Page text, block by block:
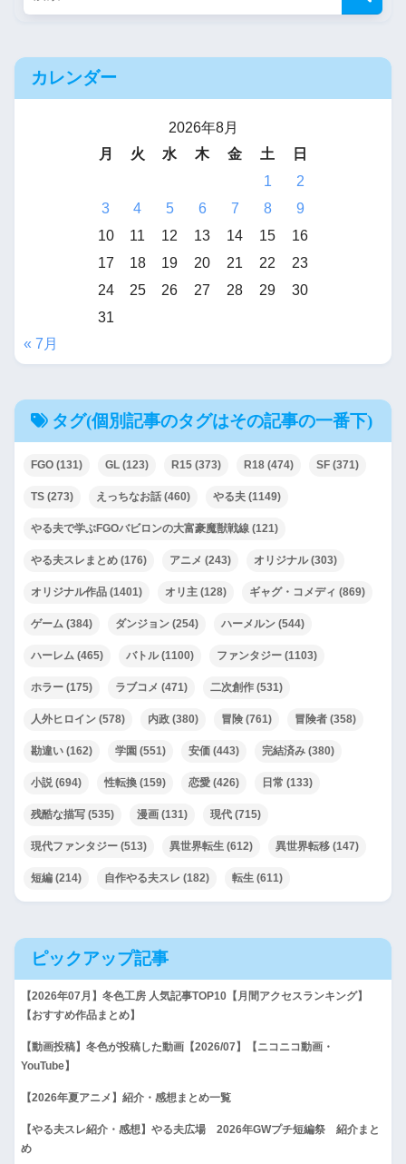
カレンダー
2026年8月
月
火 水 木 金 土
日
1
2
3
4 5 6 7 8
9
10
11 12 13 14 15
16
17
18 19 20 21 22
23
24
25 26 27 28 29
30
31
« 7月
タグ(個別記事のタグはその記事の一番下)
FGO (131) GL (123) R15 (373) R18 (474) SF (371)
TS (273) えっちなお話 (460) やる夫 (1149)
やる夫で学ぶFGOバビロンの大富豪魔獣戦線 (121)
やる夫スレまとめ (176) アニメ (243) オリジナル(303)
オリジナル作品 (1401) オリ主 (128) ギャグ・コメディ (869)
ゲーム (384) ダンジョン (254) ハーメルン (544)
ハーレム (465) バトル(1100) ファンタジー (1103)
ホラー (175) ラブコメ (471) 二次創作 (531)
人外ヒロイン (578) 内政 (380) 冒険 (761) 冒険者 (358)
勘違い (162) 学園 (551) 安価 (443) 完結済み (380)
小説(694) 性転換 (159) 恋愛 (426) 日常 (133)
残酷な描写 (535) 漫画 (131) 現代 (715)
現代ファンタジー (513) 異世界転生 (612) 異世界転移 (147)
短編 (214) 自作やる夫スレ (182) 転生 (611)
ピックアップ記事
【2026年07月】冬色工房 人気記事TOP10【月間アクセスランキング】
【おすすめ作品まとめ】
【動画投稿】冬色が投稿した動画【2026/07】【ニコニコ動画・
YouTube】
【2026年夏アニメ】紹介・感想まとめ一覧
【やる夫スレ紹介・感想】やる夫広場 2026年GWプチ短編祭 紹介まと
め